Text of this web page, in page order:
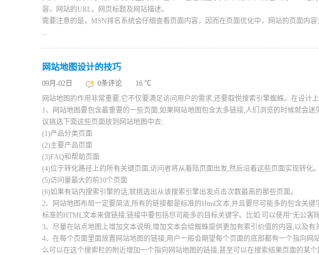
容，网站的URL，网页标题及网站描述。
需要注意的是，MSN排名系统会仔细查看页面内容，因而在页面优化中，网站的页面内容
...
网站地图设计的技巧
09月-02日 0条评论
16 ℃
网站地图的作用非常重要,它不仅要满足访问用户的需求,还要取悦搜索引擎蜘蛛。在设计
1、网站地图要包含最重要的一些页面,如果网站地图包含太多链接,人们浏览的时候就会
议挑选下面这些页面放到网站地图中去:
(1)产品分类页面
(2)主要产品页面
(3)FAQ和帮助页面
(4)位于转化路径上的所有关键页面,访问者将从着陆页面出发,然后沿着这些页面实现转化。
(5)访问量最大的前10个页面
(6)如果有站内搜索引擎的话,就挑选出从该搜索引擎出发点击次数最高的那些页面。
2、网站地图布局一定要简洁,所有的链接都是标准的Html文本,并且要尽可能多的包含关
标准的HTML文本来做链接,链接中要包括尽可能多的目标关键字。比如:可以使用“无公害
3、尽量在站点地图上增加文本说明,增加文本会给蜘蛛提供更加有索引价值的内容,以及有
4、在每个页面里面放置网站地图的链接,用户一般会期望每个页面的底部都有一个指向
么可以在这个搜索栏的附近增加一个指向网站地图的链接,甚至可以在搜索结果页面的某个